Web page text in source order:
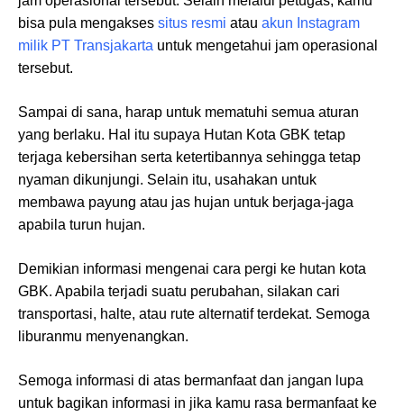
bisa pula mengakses situs resmi atau akun Instagram
milik PT Transjakarta untuk mengetahui jam operasional
tersebut.
Sampai di sana, harap untuk mematuhi semua aturan
yang berlaku. Hal itu supaya Hutan Kota GBK tetap
terjaga kebersihan serta ketertibannya sehingga tetap
nyaman dikunjungi. Selain itu, usahakan untuk
membawa payung atau jas hujan untuk berjaga-jaga
apabila turun hujan.
Demikian informasi mengenai cara pergi ke hutan kota
GBK. Apabila terjadi suatu perubahan, silakan cari
transportasi, halte, atau rute alternatif terdekat. Semoga
liburanmu menyenangkan.
Semoga informasi di atas bermanfaat dan jangan lupa
untuk bagikan informasi in jika kamu rasa bermanfaat ke